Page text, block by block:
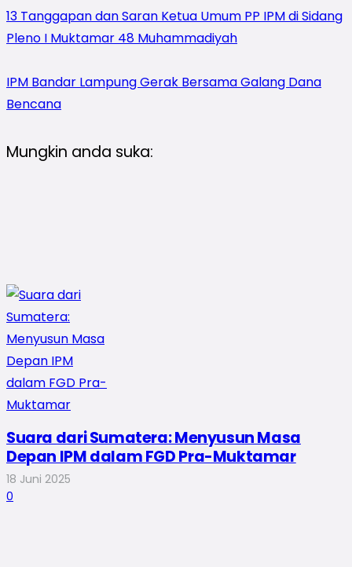
13 Tanggapan dan Saran Ketua Umum PP IPM di Sidang
Pleno I Muktamar 48 Muhammadiyah
IPM Bandar Lampung Gerak Bersama Galang Dana
Bencana
Mungkin anda suka:
Suara dari Sumatera: Menyusun Masa
Depan IPM dalam FGD Pra-Muktamar
18 Juni 2025
0